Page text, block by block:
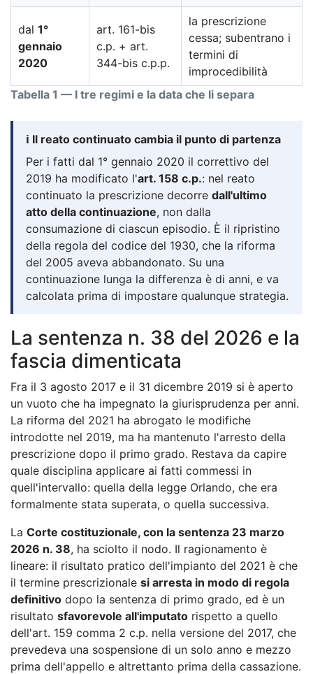
Tabella 1 — I tre regimi e la data che li separa
dal 1°
gennaio
2020
art. 161-bis
c.p. + art.
344-bis c.p.p.
la prescrizione
cessa; subentrano i
termini di
improcedibilità
ℹ️ Il reato continuato cambia il punto di partenza
Per i fatti dal 1° gennaio 2020 il correttivo del
2019 ha modificato l'art. 158 c.p.: nel reato
continuato la prescrizione decorre dall'ultimo
atto della continuazione, non dalla
consumazione di ciascun episodio. È il ripristino
della regola del codice del 1930, che la riforma
del 2005 aveva abbandonato. Su una
continuazione lunga la differenza è di anni, e va
calcolata prima di impostare qualunque strategia.
La sentenza n. 38 del 2026 e la
fascia dimenticata
Fra il 3 agosto 2017 e il 31 dicembre 2019 si è aperto
un vuoto che ha impegnato la giurisprudenza per anni.
La riforma del 2021 ha abrogato le modifiche
introdotte nel 2019, ma ha mantenuto l'arresto della
prescrizione dopo il primo grado. Restava da capire
quale disciplina applicare ai fatti commessi in
quell'intervallo: quella della legge Orlando, che era
formalmente stata superata, o quella successiva.
La Corte costituzionale, con la sentenza 23 marzo
2026 n. 38, ha sciolto il nodo. Il ragionamento è
lineare: il risultato pratico dell'impianto del 2021 è che
il termine prescrizionale si arresta in modo di regola
definitivo dopo la sentenza di primo grado, ed è un
risultato sfavorevole all'imputato rispetto a quello
dell'art. 159 comma 2 c.p. nella versione del 2017, che
prevedeva una sospensione di un solo anno e mezzo
prima dell'appello e altrettanto prima della cassazione.